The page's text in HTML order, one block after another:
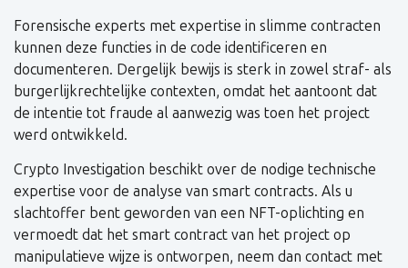
Forensische experts met expertise in slimme contracten
kunnen deze functies in de code identificeren en
documenteren. Dergelijk bewijs is sterk in zowel straf- als
burgerlijkrechtelijke contexten, omdat het aantoont dat
de intentie tot fraude al aanwezig was toen het project
werd ontwikkeld.
Crypto Investigation beschikt over de nodige technische
expertise voor de analyse van smart contracts. Als u
slachtoffer bent geworden van een NFT-oplichting en
vermoedt dat het smart contract van het project op
manipulatieve wijze is ontworpen, neem dan contact met